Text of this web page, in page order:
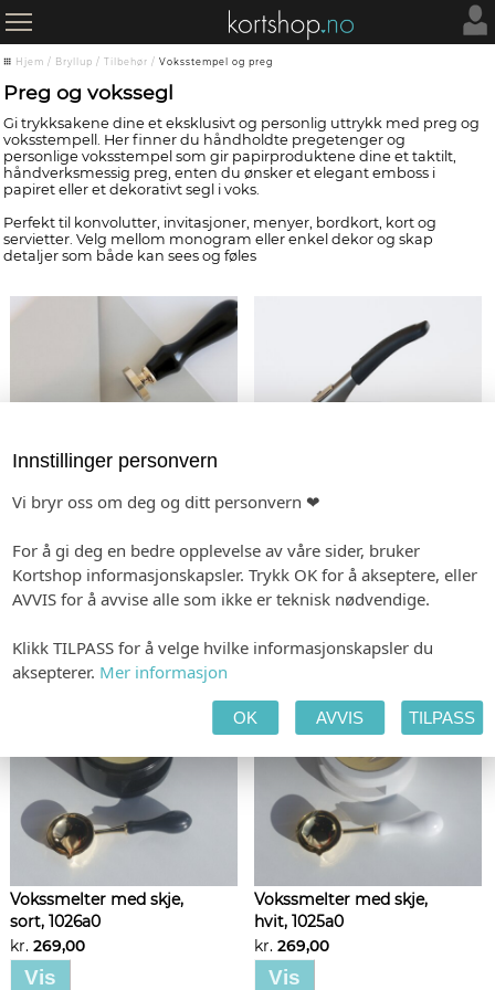
Hjem / Bryllup / Tilbehør / Voksstempel og preg
Preg og vokssegl
Gi trykksakene dine et eksklusivt og personlig uttrykk med preg og
voksstempell. Her finner du håndholdte pregetenger og
personlige voksstempel som gir papirproduktene dine et taktilt,
håndverksmessig preg, enten du ønsker et elegant emboss i
papiret eller et dekorativt segl i voks.
Perfekt til konvolutter, invitasjoner, menyer, bordkort, kort og
servietter. Velg mellom monogram eller enkel dekor og skap
detaljer som både kan sees og føles
1002g0
kr.990,00
1001g0
kr.990,00
Vokssmelter med skje,
sort, 1026a0
kr. 269,00
Vis
Vokssmelter med skje,
hvit, 1025a0
kr. 269,00
Vis
Innstillinger personvern
Vi bryr oss om deg og ditt personvern ❤
For å gi deg en bedre opplevelse av våre sider, bruker
Kortshop informasjonskapsler. Trykk OK for å akseptere, eller
AVVIS for å avvise alle som ikke er teknisk nødvendige.
Klikk TILPASS for å velge hvilke informasjonskapsler du
aksepterer. Mer informasjon
OK AVVIS TILPASS